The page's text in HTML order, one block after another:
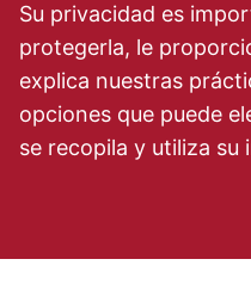
Su privacidad es
protegerla, le
explica nuestras
opciones que puede
se recopila y utiliza su